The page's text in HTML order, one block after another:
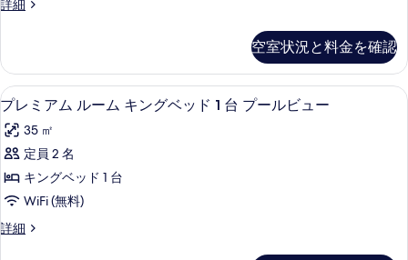
の
写
真
を
表
示
す
る
ム
ン
グ
ベ
ッ
ド
1
台
ガ
詳細
ム
ル
ー
キ
ン
ベ
ッ
1
空室状況と料金を確認
プ
レ
ミ
ア
ム
ル
ー
高級寝具、ミニバー、セーフティボ
6
プレミアム ルーム キングベッド 1 台 プールビュー
35 ㎡
定員 2 名
キングベッド 1 台
WiFi (無料)
詳細
プ